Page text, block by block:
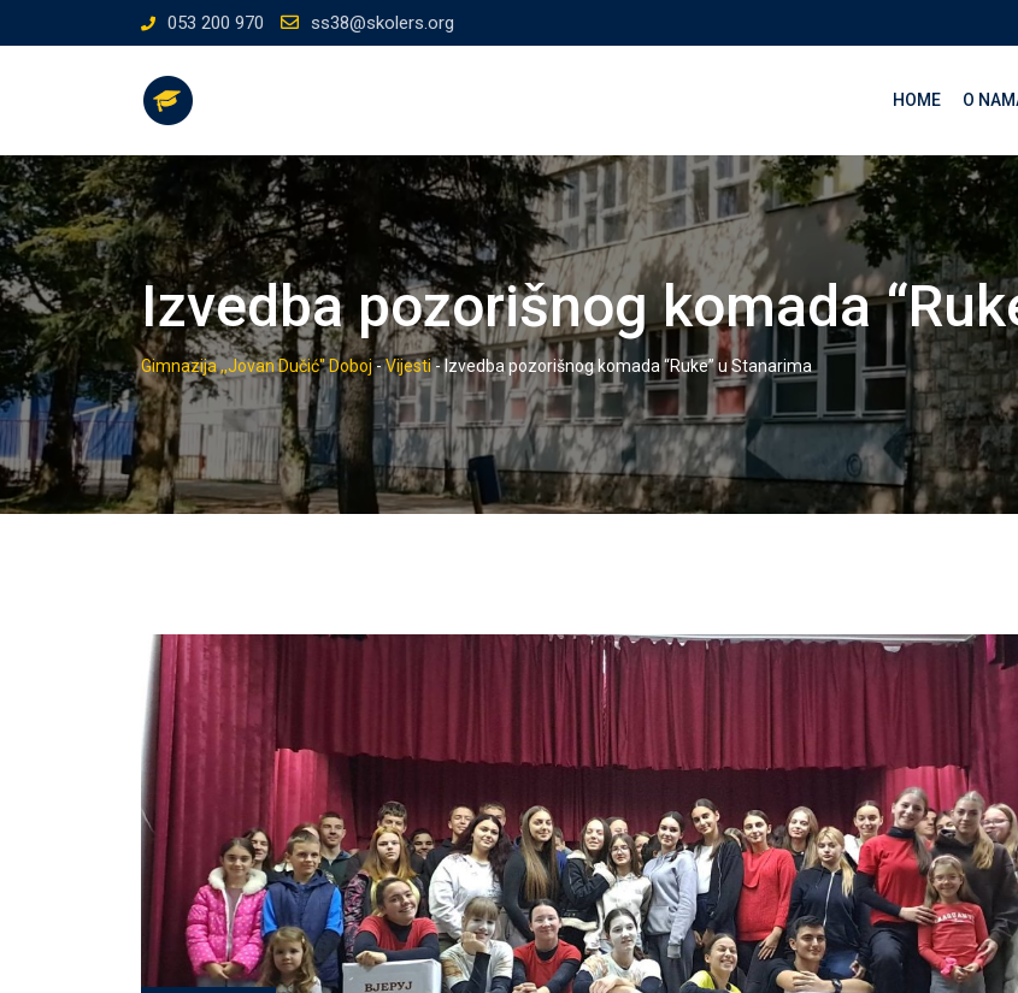
to
053 200 970 ss38@skolers.org
HOME O
Izvedba pozorišnog komada
Gimnazija ,,Jovan Dučić" Doboj-Vijesti- Izvedba pozorišnog komada “Ruke” u Stanarima